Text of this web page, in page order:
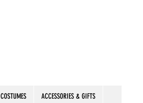
COSTUMES ACCESSORIES & GIFTS